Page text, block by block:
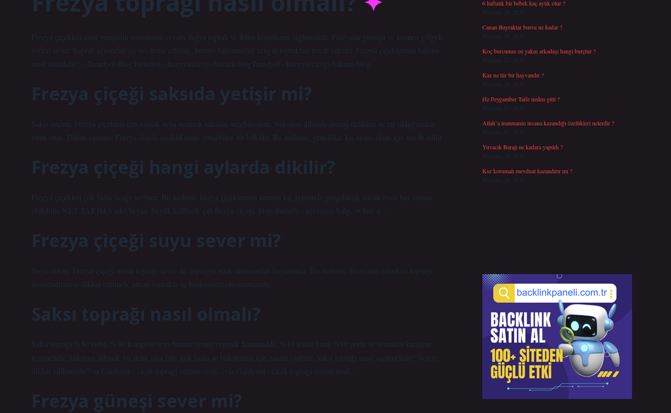
Frezya çiçekleri nasıl yetiştirilir sorusunun cevabı doğru toprak ve iklim koşullarını sağlamaktır. Frezyalar güneşli ve kısmen gölgeli
yerleri sever. Toprak açısından ise iyi drene edilmiş, humus bakımından zengin toprakları tercih ederler. Frezya çiçeklerinin bakımı
nasıl olmalıdır? – Trendyol BlogTrendyol › freezya-cicegi-bakimi-blogTrendyol › freezya-cicegi-bakimi-blog
Frezya çiçeği saksıda yetişir mi?
Saksı seçimi: Frezya çiçekleri için toprak veya seramik saksılar seçebilirsiniz. Saksının dibinde drenaj delikleri ve raf olduğundan
emin olun. Dikim zamanı: Frezya düşük sıcaklıklarda yetişebilen bir bitkidir. Bu nedenle, genellikle kış ayları ekim için tercih edilir.
Frezya çiçeği hangi aylarda dikilir?
Frezya çiçekleri çok fazla sıcağı sevmez. Bu nedenle frezya çiçeklerinin üretimi kış aylarında gerçekleşir, ancak evde her zaman
ekilebilir. NET TARIM 5 adet beyaz, büyük kalibreli, çift frezya çiçeği. Hepsiburada › net-tarim-5-tlg. -white-ir…
Frezya çiçeği suyu sever mi?
Suya özlem. Frezya çiçeği nemli toprağı sevse de, toprağın ıslak olmasından hoşlanmaz. Bu nedenle, frezyaları sularken toprağı
nemlendirmeye dikkat edilmeli, ancak toprakta su birikintileri oluşmamalıdır.
Saksı toprağı nasıl olmalı?
Saksı toprağı %50 turba, %30 kompost veya bunun yerine organik hammadde, %10 temiz kum, %10 perlit ve vermicut karışımı
içermelidir. Saksının dibinde bir delik olsa bile, çok fazla su bitkileriniz için zararlı olabilir. Saksı toprağı nasıl seçilmelidir? Nelere
dikkat edilmelidir?via Gardenia › cicek-topragi-secimi-nasil…via Gardenia › cicek-topragi-selimi-nasil…
Frezya güneşi sever mi?
6 haftalık bir bebek kaç aylık olur ?
Temmuz 30, 2026
Canan Bayraktar bursu ne kadar ?
Temmuz 29, 2026
Koç burcunun en yakın arkadaşı hangi burçtur ?
Temmuz 27, 2026
Kaz ne tür bir hayvandır ?
Temmuz 24, 2026
Hz Peygamber Taife neden gitti ?
Temmuz 23, 2026
Allah’a inanmanin insana kazandığı özellikleri nelerdir ?
Temmuz 21, 2026
Yuvacık Barajı ne kadara yapıldı ?
Temmuz 19, 2026
Kur korumalı mevduat kazandırır mı ?
Temmuz 14, 2026